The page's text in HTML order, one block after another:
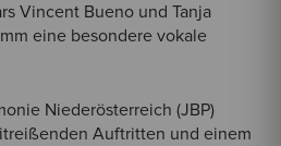
Vincent Bueno und Tanja
eine besondere vokale
Niederösterreich (JBP)
Auftritten und einem